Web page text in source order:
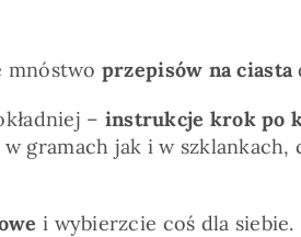
mnóstwo przepisów na ciasta
– instrukcje krok po
gramach jak i w
i wybierzcie coś dla siebie.